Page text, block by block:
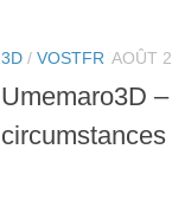
3D / VOSTFR AOÛT
Umemaro3D
circumstances